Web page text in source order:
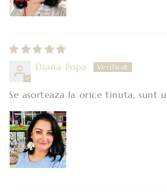
Diana Popa
Se asorteaza la orice tinuta, sunt